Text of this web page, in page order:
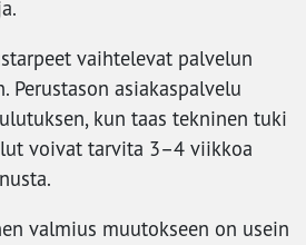
vaihtelevat palvelun
Perustason asiakaspalvelu
kun taas tekninen tuki
voivat tarvita 3–4 viikkoa
valmius muutokseen on usein